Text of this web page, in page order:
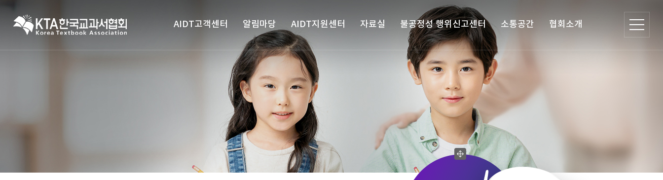
AIDT고객센터 알림마당 AIDT지원센터 자료실 불공정성 행위신고센터 소통공간 협회소개